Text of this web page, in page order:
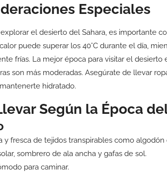
Especiales
el desierto del Sahara, es importante
puede superar los 40°C durante el día,
frías. La mejor época para visitar el desierto
son más moderadas. Asegúrate de llevar
hidratado.
Según la Época
y fresca de tejidos transpirables como algodón
sombrero de ala ancha y gafas de sol.
para caminar.